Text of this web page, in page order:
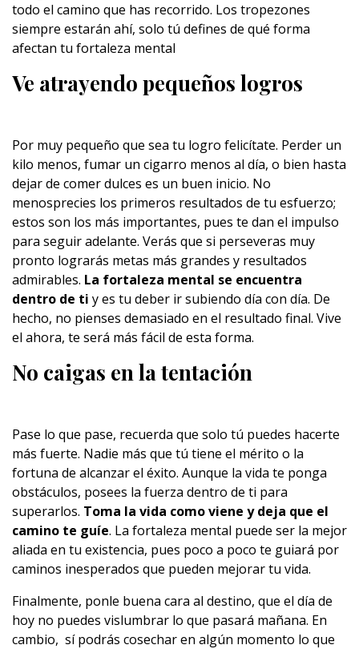
todo el camino que has recorrido. Los tropezones
siempre estarán ahí, solo tú defines de qué forma
afectan tu fortaleza mental
Ve atrayendo pequeños logros
Por muy pequeño que sea tu logro felicítate. Perder un
kilo menos, fumar un cigarro menos al día, o bien hasta
dejar de comer dulces es un buen inicio. No
menosprecies los primeros resultados de tu esfuerzo;
estos son los más importantes, pues te dan el impulso
para seguir adelante. Verás que si perseveras muy
pronto lograrás metas más grandes y resultados
admirables. La fortaleza mental se encuentra
dentro de ti y es tu deber ir subiendo día con día. De
hecho, no pienses demasiado en el resultado final. Vive
el ahora, te será más fácil de esta forma.
No caigas en la tentación
Pase lo que pase, recuerda que solo tú puedes hacerte
más fuerte. Nadie más que tú tiene el mérito o la
fortuna de alcanzar el éxito. Aunque la vida te ponga
obstáculos, posees la fuerza dentro de ti para
superarlos. Toma la vida como viene y deja que el
camino te guíe. La fortaleza mental puede ser la mejor
aliada en tu existencia, pues poco a poco te guiará por
caminos inesperados que pueden mejorar tu vida.
Finalmente, ponle buena cara al destino, que el día de
hoy no puedes vislumbrar lo que pasará mañana. En
cambio, sí podrás cosechar en algún momento lo que